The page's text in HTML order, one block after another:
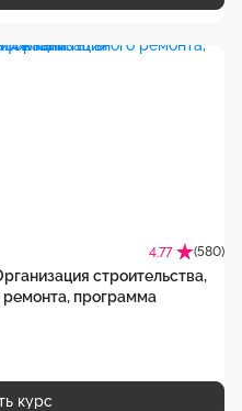
4.77 (580)
строительства,
ремонта, программа
курс